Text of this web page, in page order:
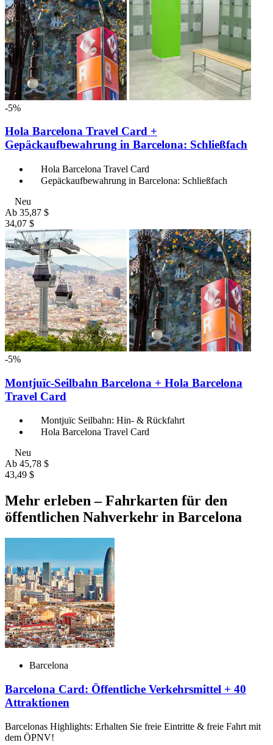
-5%
Hola Barcelona Travel Card +
Gepäckaufbewahrung in Barcelona: Schließfach
Hola Barcelona Travel Card
Gepäckaufbewahrung in Barcelona: Schließfach
Neu
Ab 35,87 $
34,07 $
-5%
Montjuïc-Seilbahn Barcelona + Hola Barcelona
Travel Card
Montjuïc Seilbahn: Hin- & Rückfahrt
Hola Barcelona Travel Card
Neu
Ab 45,78 $
43,49 $
Mehr erleben – Fahrkarten für den
öffentlichen Nahverkehr in Barcelona
Barcelona
Barcelona Card: Öffentliche Verkehrsmittel + 40
Attraktionen
Barcelonas Highlights: Erhalten Sie freie Eintritte & freie Fahrt mit
dem ÖPNV!